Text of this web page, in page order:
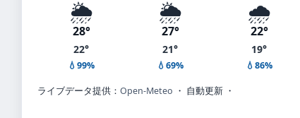
🌦️
28°
22°
💧99%
🌦️
27°
21°
💧69%
🌧️
22°
19°
💧86%
ライブデータ提供： Open-Meteo ・ 自動更新 ・